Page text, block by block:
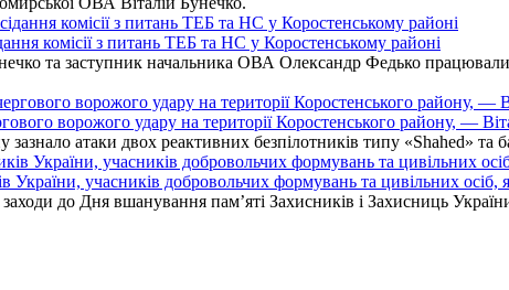
комісії з питань ТЕБ та НС у Коростенському районі
та заступник начальника ОВА Олександр Федько працювали
ворожого удару на території Коростенського району, —
зазнало атаки двох реактивних безпілотників типу «Shahed» та
учасників добровольчих формувань та цивільних осіб,
до Дня вшанування пам’яті Захисників і Захисниць